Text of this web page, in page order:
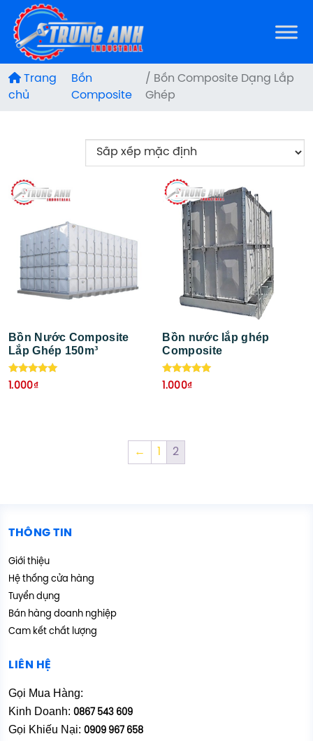
Trang
chủ
Bồn
Composite
/ Bồn Composite Dạng Lắp
Ghép
Bồn Nước Composite
Lắp Ghép 150m³
Được xếp
hạng
1.000₫
Bồn nước lắp ghép
Composite
Được xếp
hạng
1.000₫
← 1 2
THÔNG TIN
Giới thiệu
Hệ thống cửa hàng
Tuyển dụng
Bán hàng doanh nghiệp
Cam kết chất lượng
LIÊN HỆ
Gọi Mua Hàng:
Kinh Doanh: 0867 543 609
Gọi Khiếu Nại: 0909 967 658